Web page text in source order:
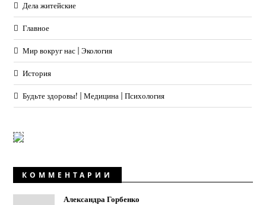
Дела житейские
Главное
Мир вокруг нас | Экология
История
Будьте здоровы! | Медицина | Психология
КОММЕНТАРИИ
Александра Горбенко